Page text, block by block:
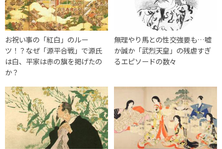
お祝い事の「紅白」のルー
ツ！？なぜ「源平合戦」で源氏
は白、平家は赤の旗を掲げたの
か？
無理やり馬との性交強要も…嘘
か誠か「武烈天皇」の残虐すぎ
るエピソードの数々